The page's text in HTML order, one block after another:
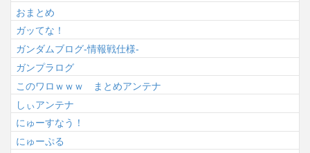
おまとめ
ガッてな！
ガンダムブログ-情報戦仕様-
ガンプラログ
このワロｗｗｗ まとめアンテナ
しぃアンテナ
にゅーすなう！
にゅーぷる